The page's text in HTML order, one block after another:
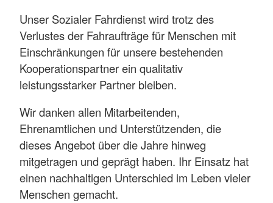
Unser Sozialer Fahrdienst wird trotz des
Verlustes der Fahraufträge für Menschen mit
Einschränkungen für unsere bestehenden
Kooperationspartner ein qualitativ
leistungsstarker Partner bleiben.
Wir danken allen Mitarbeitenden,
Ehrenamtlichen und Unterstützenden, die
dieses Angebot über die Jahre hinweg
mitgetragen und geprägt haben. Ihr Einsatz hat
einen nachhaltigen Unterschied im Leben vieler
Menschen gemacht.